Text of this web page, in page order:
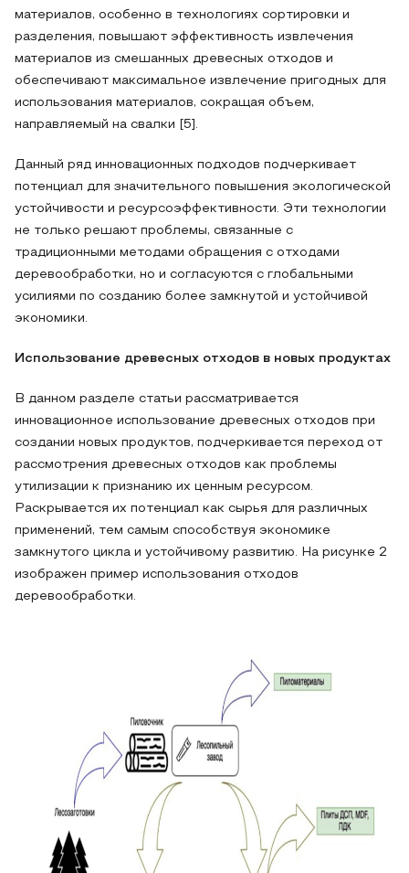
материалов, особенно в технологиях сортировки и
разделения, повышают эффективность извлечения
материалов из смешанных древесных отходов и
обеспечивают максимальное извлечение пригодных для
использования материалов, сокращая объем,
направляемый на свалки [5].
Данный ряд инновационных подходов подчеркивает
потенциал для значительного повышения экологической
устойчивости и ресурсоэффективности. Эти технологии
не только решают проблемы, связанные с
традиционными методами обращения с отходами
деревообработки, но и согласуются с глобальными
усилиями по созданию более замкнутой и устойчивой
экономики.
Использование древесных отходов в новых продуктах
В данном разделе статьи рассматривается
инновационное использование древесных отходов при
создании новых продуктов, подчеркивается переход от
рассмотрения древесных отходов как проблемы
утилизации к признанию их ценным ресурсом.
Раскрывается их потенциал как сырья для различных
применений, тем самым способствуя экономике
замкнутого цикла и устойчивому развитию. На рисунке 2
изображен пример использования отходов
деревообработки.